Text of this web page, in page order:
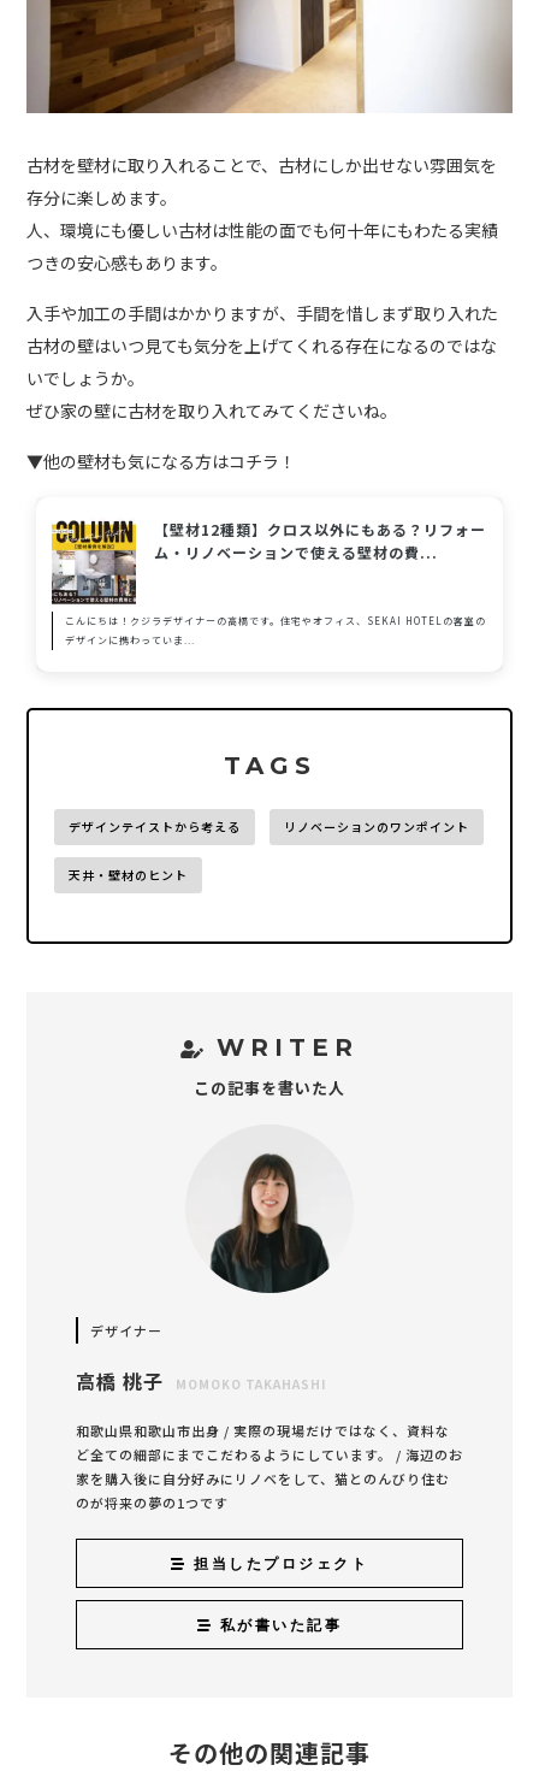
古材を壁材に取り入れることで、古材にしか出せない雰囲気を
存分に楽しめます。
人、環境にも優しい古材は性能の面でも何十年にもわたる実績
つきの安心感もあります。
入手や加工の手間はかかりますが、手間を惜しまず取り入れた
古材の壁はいつ見ても気分を上げてくれる存在になるのではな
いでしょうか。
ぜひ家の壁に古材を取り入れてみてくださいね。
▼他の壁材も気になる方はコチラ！
【壁材12種類】クロス以外にもある？リフォー
ム・リノベーションで使える壁材の費...
こんにちは！クジラデザイナーの高橋です。住宅やオフィス、SEKAI HOTELの客室の
デザインに携わっていま...
TAGS
デザインテイストから考える リノベーションのワンポイント
天井・壁材のヒント
WRITER
この記事を書いた人
デザイナー
高橋 桃子 MOMOKO TAKAHASHI
和歌山県和歌山市出身 / 実際の現場だけではなく、資料な
ど全ての細部にまでこだわるようにしています。 / 海辺のお
家を購入後に自分好みにリノベをして、猫とのんびり住む
のが将来の夢の1つです
担当したプロジェクト
私が書いた記事
その他の関連記事